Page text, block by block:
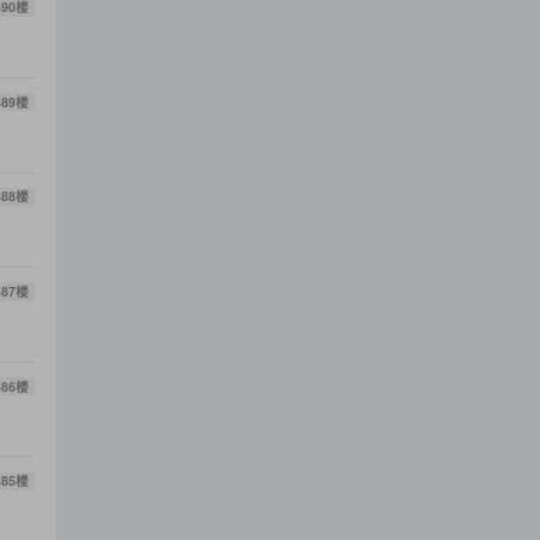
楼
楼
楼
楼
楼
楼